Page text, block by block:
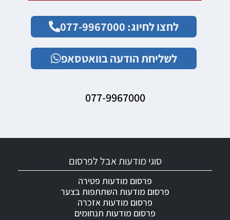
לחצו לחיוג: 077-9967000
לשליחת הודעה בוואטסאפ
077-9967000
סוגי מודעות אבל לפרסום
פרסום מודעות פטירה
פרסום מודעות השתתפות בצער
פרסום מודעות אזכרה
פרסום מודעות תנחומים